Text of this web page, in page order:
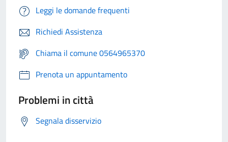
Leggi le domande frequenti
Richiedi Assistenza
Chiama il comune 0564965370
Prenota un appuntamento
Problemi in città
Segnala disservizio